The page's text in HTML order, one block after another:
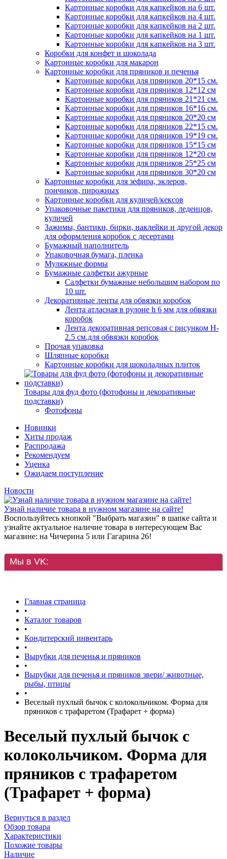
Картонные коробки для капкейков на 6 шт.
Картонные коробки для капкейков на 4 шт.
Картонные коробки для капкейков на 2 шт.
Картонные коробки для капкейков на 1 шт.
Картонные коробки для капкейков на 3 шт.
Коробки для конфет и шоколада
Картонные коробки для макарон
Картонные коробки для пряников и печенья
Картонные коробки для пряников 20*15 см.
Картонные коробки для пряников 12*12 см
Картонные коробки для пряников 21*21 см.
Картонные коробки для пряников 16*16 см.
Картонные коробки для пряников 20*20 см
Картонные коробки для пряников 22*15 см.
Картонные коробки для пряников 19*19 см.
Картонные коробки для пряников 15*15 см
Картонные коробки для пряников 12*20 см
Картонные коробки для пряников 25*25 см
Картонные коробки для пряников 30*20 см
Картонные коробки для зефира, эклеров,
пончиков, пирожных
Картонные коробки для куличей/кексов
Упаковочные пакетики для пряников, леденцов,
куличей
Зажимы, бантики, бирки, наклейки и другой декор
для оформления коробок с десертами
Бумажный наполнитель
Упаковочная бумага, пленка
Муляжные формы
Бумажные салфетки ажурные
Салфетки бумажные небольшим набором по
10 шт.
Декоративные ленты для обвязки коробок
Лента атласная в рулоне h 6 мм для обвязки
коробок
Лента декоративная репсовая с рисунком H-
2.5 см.для обвязки коробок
Прочая упаковка
Шляпные коробки
Картонные коробки для шоколадных плиток
Товары для фуд фото (фотофоны и декоративные
подставки)
Фотофоны
Новинки
Хиты продаж
Распродажа
Рекомендуем
Уценка
Ожидаем поступление
Новости
Узнай наличие товара в нужном магазине на сайте!
Воспользуйтесь кнопкой "Выбрать магазин" в шапке сайта и
узнайте актуальное наличие товара в интересующем Вас
магазине: на Чичерина 5 или Гагарина 26!
Мы в VK:
Главная страница
•
Каталог товаров
•
Кондитерский инвентарь
•
Вырубки для печенья и пряников
•
Вырубки для печенья и пряников звери/ животные,
рыбы, птицы
•
Веселый пухлый бычок с колокольчиком. Форма для
пряников с трафаретом (Трафарет + форма)
Веселый пухлый бычок с
колокольчиком. Форма для
пряников с трафаретом
(Трафарет + форма)
Вернуться в раздел
Обзор товара
Характеристики
Похожие товары
Наличие